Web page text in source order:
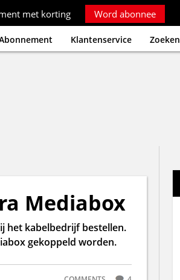
met korting Word abonnee
Klantenservice Zoeken
Mediabox
het kabelbedrijf bestellen.
gekoppeld worden.